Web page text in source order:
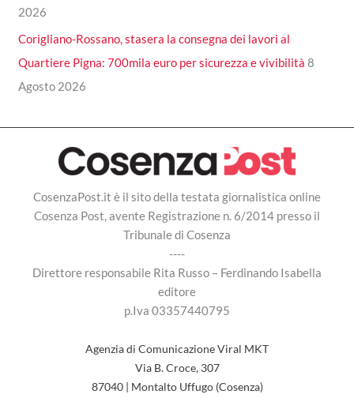
2026
Corigliano-Rossano, stasera la consegna dei lavori al
Quartiere Pigna: 700mila euro per sicurezza e vivibilità 8
Agosto 2026
CosenzaPost.it è il sito della testata giornalistica online
Cosenza Post, avente Registrazione n. 6/2014 presso il
Tribunale di Cosenza
----
Direttore responsabile Rita Russo – Ferdinando Isabella
editore
p.Iva 03357440795
Agenzia di Comunicazione Viral MKT
Via B. Croce, 307
87040 | Montalto Uffugo (Cosenza)